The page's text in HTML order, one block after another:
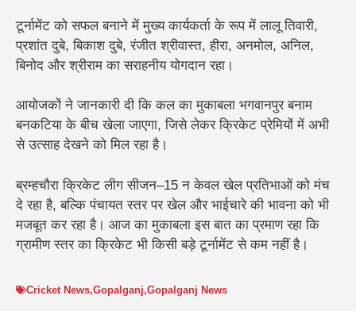
टूर्नामेंट को सफल बनाने में मुख्य कार्यकर्ता के रूप मेंलालू तिवारी,
प्रशांत दुबे, बिकाश दुबे, रंजीत श्रीवास्त, हीरा, अनमोल, अनिल,
बिनोद और श्रीराम का सराहनीय योगदान रहा।
आयोजकों ने जानकारी दी कि कल का मुकाबला भगवानपुर बनाम
बनकटिया के बीच खेला जाएगा, जिसे लेकर क्रिकेट प्रेमियों में अभी
से उत्साह देखने को मिल रहा है।
ब्रम्हचौरा क्रिकेट लीग सीजन–15 न केवल खेल प्रतिभाओं को मंच
दे रहा है, बल्कि पंचायत स्तर पर खेल और भाईचारे की भावना को भी
मजबूत कर रहा है। आज का मुकाबला इस बात का प्रमाण रहा कि
ग्रामीण स्तर का क्रिकेट भी किसी बड़े टूर्नामेंट से कम नहीं है।
Cricket News,Gopalganj,Gopalganj News